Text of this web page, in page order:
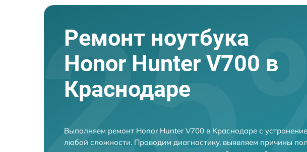
Ремонт ноутбука
Honor Hunter V700 в
Краснодаре
Выполняем ремонт Honor Hunter V700 в Краснодаре с
любой сложности. Проводим диагностику, выявляем причины